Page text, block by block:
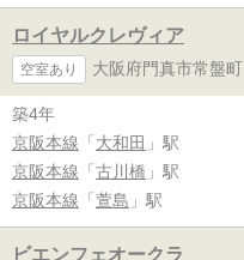
ロイヤルクレヴィア
空室あり 大阪府門真市常盤町
築4年
京阪本線 「 大和田 」駅
京阪本線 「 古川橋 」駅
京阪本線 「 萱島 」駅
ビエンフェオークラ